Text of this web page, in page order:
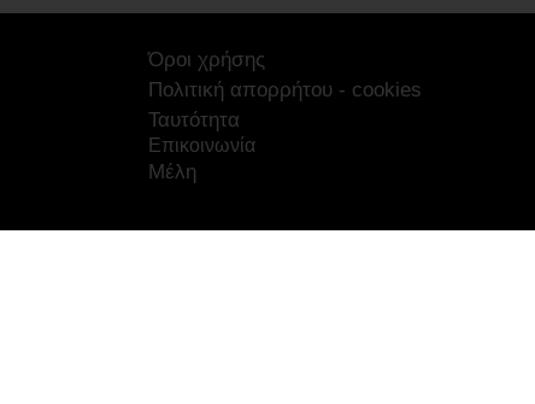
Όροι χρήσης
Πολιτική απορρήτου - cookies
Ταυτότητα
Επικοινωνία
Μέλη